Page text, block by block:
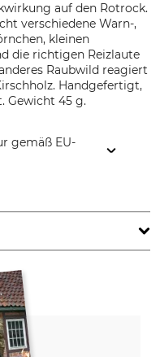
auf den Rotrock.
verschiedene Warn-,
kleinen
die richtigen Reizlaute
Raubwild reagiert
Handgefertigt,
Gewicht 45 g.
gemäß EU-